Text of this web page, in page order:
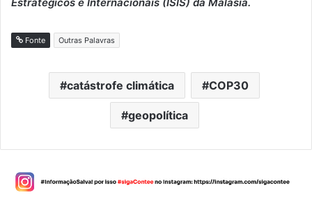
Estratégicos e Internacionais (ISIS) da Malásia.
Fonte Outras Palavras
catástrofe climática COP30
geopolítica